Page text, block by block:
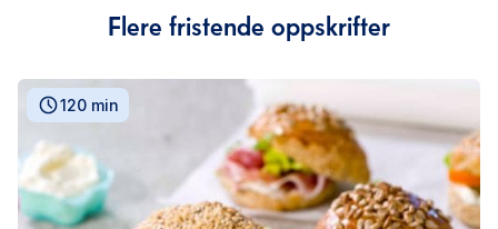
Flere fristende oppskrifter
120 min